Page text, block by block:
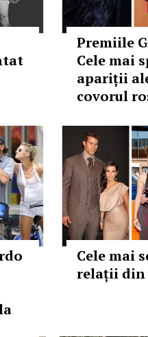
Premiile
Cele mai
apariții
covorul
Cele mai
relații din